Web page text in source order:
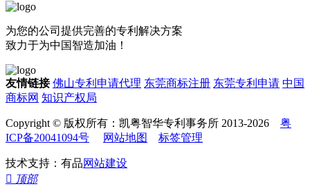
为您的公司提供完善的专利解决方案
致力于为中国智造加油！
友情链接 佛山专利申请代理 东莞商标注册 东莞专利申请 中国
商标网 知识产权局
Copyright © 版权所有：凯粤智华专利事务所 2013-2026 粤
ICP备20041094号
网站地图 标签管理
技术支持：有品网站建设
 顶部